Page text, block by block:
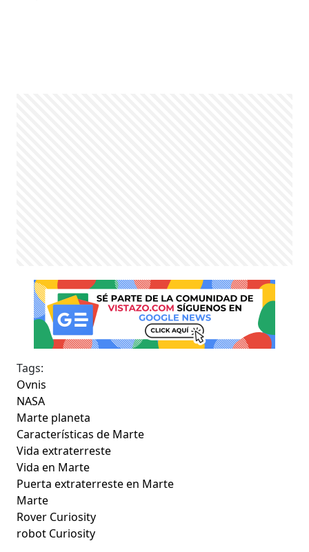
Tags:
Ovnis
NASA
Marte planeta
Características de Marte
Vida extraterreste
Vida en Marte
Puerta extraterreste en Marte
Marte
Rover Curiosity
robot Curiosity